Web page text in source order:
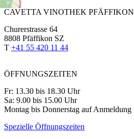
CAVETTA VINOTHEK PFÄFFIKON
Churerstrasse 64
8808 Pfäffikon SZ
T +41 55 420 11 44
ÖFFNUNGSZEITEN
Fr: 13.30 bis 18.30 Uhr
Sa: 9.00 bis 15.00 Uhr
Montag bis Donnerstag auf Anmeldung
Spezielle Öffnungszeiten